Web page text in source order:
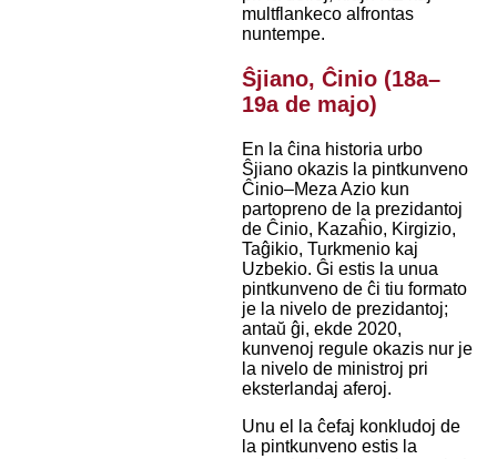
multflankeco alfrontas
nuntempe.
Ŝjiano, Ĉinio (18a–
19a de majo)
En la ĉina historia urbo
Ŝjiano okazis la pintkunveno
Ĉinio–Meza Azio kun
partopreno de la prezidantoj
de Ĉinio, Kazaĥio, Kirgizio,
Taĝikio, Turkmenio kaj
Uzbekio. Ĝi estis la unua
pintkunveno de ĉi tiu formato
je la nivelo de prezidantoj;
antaŭ ĝi, ekde 2020,
kunvenoj regule okazis nur je
la nivelo de ministroj pri
eksterlandaj aferoj.
Unu el la ĉefaj konkludoj de
la pintkunveno estis la